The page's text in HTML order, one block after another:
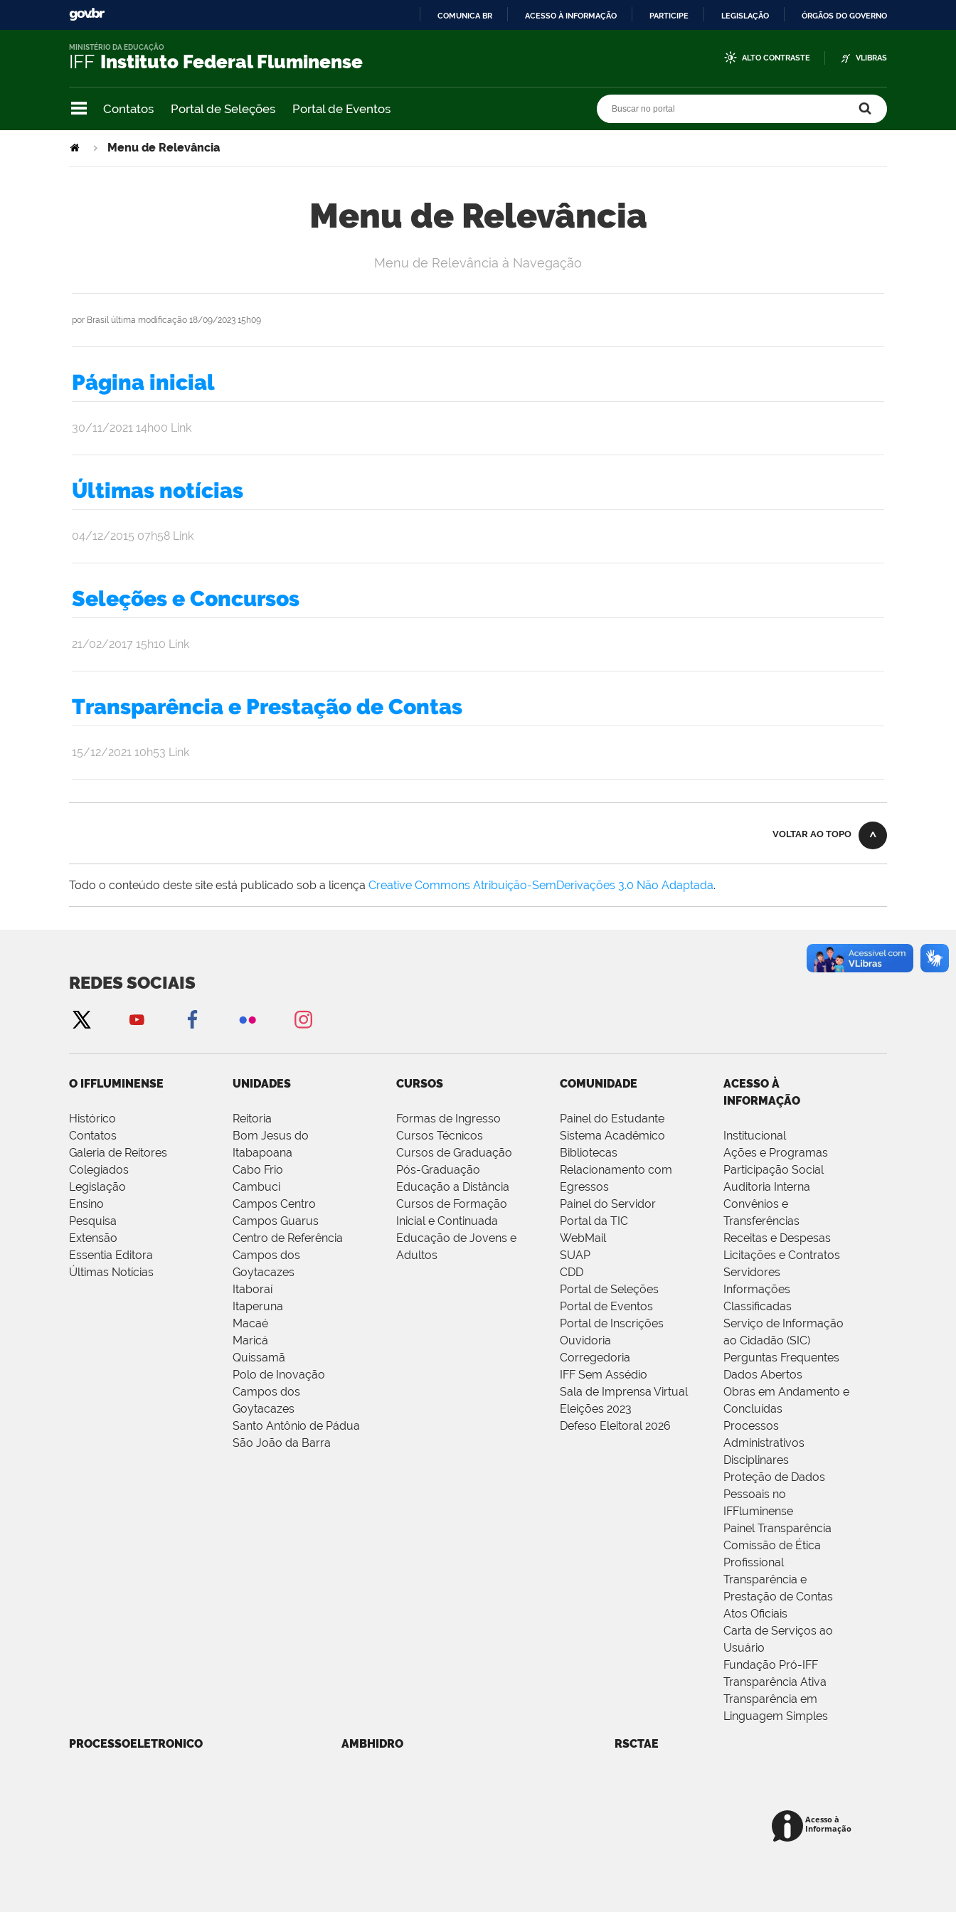
COMUNICA BR ACESSO À INFORMAÇÃO PARTICIPE LEGISLAÇÃO ÓRGÃOS DO GOVERNO
IFF Instituto Federal Fluminense
MINISTÉRIO DA EDUCAÇÃO
ALTO CONTRASTE VLIBRAS
Contatos Portal de Seleções Portal de Eventos
Menu de Relevância
Menu de Relevância
por Brasil última modificação 18/09/2023 15h09
Menu de Relevância à Navegação
Página inicial
por
publicado
30/11/2021 14h00 Link
Últimas notícias
por
publicado
04/12/2015 07h58 Link
Seleções e Concursos
por
publicado
21/02/2017 15h10 Link
Transparência e Prestação de Contas
por
publicado
15/12/2021 10h53 Link
VOLTAR AO TOPO
Todo o conteúdo deste site está publicado sob a licença Creative Commons Atribuição-SemDerivações 3.0 Não Adaptada.
REDES SOCIAIS
O IFFLUMINENSE
Histórico
Contatos
Galeria de Reitores
Colegiados
Legislação
Ensino
Pesquisa
Extensão
Essentia Editora
Últimas Notícias
UNIDADES
Reitoria
Bom Jesus do
Itabapoana
Cabo Frio
Cambuci
Campos Centro
Campos Guarus
Centro de Referência
Campos dos
Goytacazes
Itaboraí
Itaperuna
Macaé
Maricá
Quissamã
Polo de Inovação
Campos dos
Goytacazes
Santo Antônio de Pádua
São João da Barra
CURSOS
Formas de Ingresso
Cursos Técnicos
Cursos de Graduação
Pós-Graduação
Educação a Distância
Cursos de Formação
Inicial e Continuada
Educação de Jovens e
Adultos
COMUNIDADE
Painel do Estudante
Sistema Acadêmico
Bibliotecas
Relacionamento com
Egressos
Painel do Servidor
Portal da TIC
WebMail
SUAP
CDD
Portal de Seleções
Portal de Eventos
Portal de Inscrições
Ouvidoria
Corregedoria
IFF Sem Assédio
Sala de Imprensa Virtual
Eleições 2023
Defeso Eleitoral 2026
ACESSO À
INFORMAÇÃO
Institucional
Ações e Programas
Participação Social
Auditoria Interna
Convênios e
Transferências
Receitas e Despesas
Licitações e Contratos
Servidores
Informações
Classificadas
Serviço de Informação
ao Cidadão (SIC)
Perguntas Frequentes
Dados Abertos
Obras em Andamento e
Concluídas
Processos
Administrativos
Disciplinares
Proteção de Dados
Pessoais no
IFFluminense
Painel Transparência
Comissão de Ética
Profissional
Transparência e
Prestação de Contas
Atos Oficiais
Carta de Serviços ao
Usuário
Fundação Pró-IFF
Transparência Ativa
Transparência em
Linguagem Simples
PROCESSOELETRONICO AMBHIDRO RSCTAE